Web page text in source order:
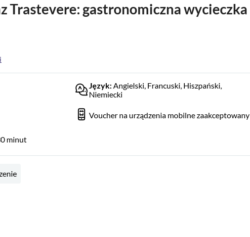
Trastevere: gastronomiczna wycieczka
Język:Angielski, Francuski, Hiszpański,
Niemiecki
Voucher na urządzenia mobilne zaakceptowany
minut